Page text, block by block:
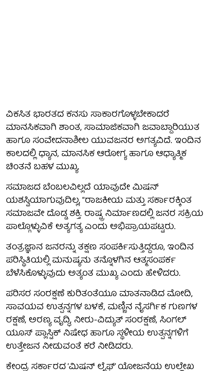
ವಿಕಸಿತ ಭಾರತದ ಕನಸು ಸಾಕಾರಗೊಳ್ಳಬೇಕಾದರೆ
ಮಾನಸಿಕವಾಗಿ ಶಾಂತ, ಸಾಮಾಜಿಕವಾಗಿ ಜವಾಬ್ದಾರಿಯುತ
ಹಾಗೂ ಸಂವೇದನಾಶೀಲ ಯುವಜನರ ಅಗತ್ಯವಿದೆ. ಇಂದಿನ
ಕಾಲದಲ್ಲಿ ಧ್ಯಾನ, ಮಾನಸಿಕ ಆರೋಗ್ಯ ಹಾಗೂ ಆಧ್ಯಾತ್ಮಿಕ
ಚಿಂತನೆ ಬಹಳ ಮುಖ್ಯ.
ಸಮಾಜದ ಬೆಂಬಲವಿಲ್ಲದೆ ಯಾವುದೇ ಮಿಷನ್
ಯಶಸ್ವಿಯಾಗುವುದಿಲ್ಲ, “ರಾಜಕೀಯ ಮತ್ತು ಸರ್ಕಾರಕ್ಕಿಂತ
ಸಮಾಜವೇ ದೊಡ್ಡ ಶಕ್ತಿ. ರಾಷ್ಟ್ರ ನಿರ್ಮಾಣದಲ್ಲಿ ಜನರ ಸಕ್ರಿಯ
ಪಾಲ್ಗೊಳ್ಳುವಿಕೆ ಅತ್ಯಗತ್ಯ ಎಂದು ಅಭಿಪ್ರಾಯಪಟ್ಟರು.
ತಂತ್ರಜ್ಞಾನ ಜನರನ್ನು ತಕ್ಷಣ ಸಂಪರ್ಕಿಸುತ್ತಿದ್ದರೂ, ಇಂದಿನ
ಪರಿಸ್ಥಿತಿಯಲ್ಲಿ ಮನುಷ್ಯನು ತನ್ನೊಳಗಿನ ಆತ್ಮಸಂಪರ್ಕ
ಬೆಳೆಸಿಕೊಳ್ಳುವುದು ಅತ್ಯಂತ ಮುಖ್ಯ ಎಂದು ಹೇಳಿದರು.
ಪರಿಸರ ಸಂರಕ್ಷಣೆ ಕುರಿತಂತೆಯೂ ಮಾತನಾಡಿದ ಮೋದಿ,
ಸಾವಯವ ಉತ್ಪನ್ನಗಳ ಬಳಕೆ, ಮಣ್ಣಿನ ನೈಸರ್ಗಿಕ ಗುಣಗಳ
ರಕ್ಷಣೆ, ಅರಣ್ಯ ವೃದ್ಧಿ, ನೀರು-ವಿದ್ಯುತ್ ಸಂರಕ್ಷಣೆ, ಸಿಂಗಲ್
ಯೂಸ್ ಪ್ಲಾಸ್ಟಿಕ್ ನಿಷೇಧ ಹಾಗೂ ಸ್ಥಳೀಯ ಉತ್ಪನ್ನಗಳಿಗೆ
ಉತ್ತೇಜನ ನೀಡುವಂತೆ ಕರೆ ನೀಡಿದರು.
ಕೇಂದ್ರ ಸರ್ಕಾರದ ‘ಮಿಷನ್ ಲೈಫ್’ ಯೋಜನೆಯ ಉಲ್ಲೇಖ